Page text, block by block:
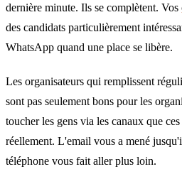
dernière minute. Ils se complètent. Vos
des candidats particulièrement
WhatsApp quand une place se libère.
Les organisateurs qui remplissent
sont pas seulement bons pour les
toucher les gens via les canaux que
réellement. L'email vous a mené
téléphone vous fait aller plus loin.